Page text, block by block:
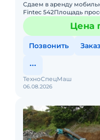
Сдаем в аренду
Fintec 542Площадь
производительность
радиоуправлениЦена
Позвонить
06.08.2026
ТехноСпецМаш